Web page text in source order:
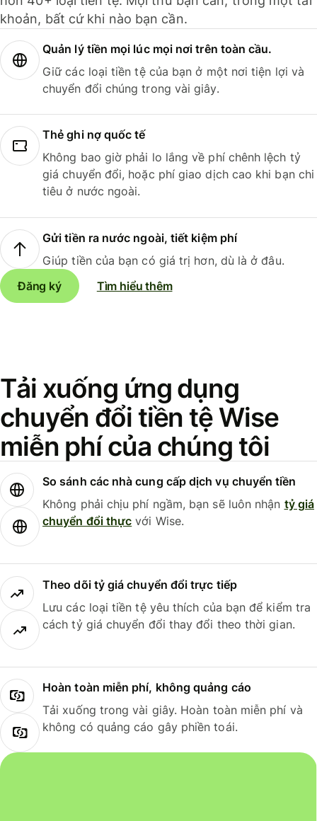
khoản, bất cứ khi nào bạn cần.
Quản lý tiền mọi lúc mọi nơi trên toàn cầu.
Giữ các loại tiền tệ của bạn ở một nơi tiện lợi và
chuyển đổi chúng trong vài giây.
Thẻ ghi nợ quốc tế
Không bao giờ phải lo lắng về phí chênh lệch tỷ
giá chuyển đổi, hoặc phí giao dịch cao khi bạn chi
tiêu ở nước ngoài.
Gửi tiền ra nước ngoài, tiết kiệm phí
Giúp tiền của bạn có giá trị hơn, dù là ở đâu.
Đăng ký
Tìm hiểu thêm
Tải xuống ứng dụng
chuyển đổi tiền tệ Wise
miễn phí của chúng tôi
So sánh các nhà cung cấp dịch vụ chuyển tiền
Không phải chịu phí ngầm, bạn sẽ luôn nhận tỷ giá
chuyển đổi thực với Wise.
Theo dõi tỷ giá chuyển đổi trực tiếp
Lưu các loại tiền tệ yêu thích của bạn để kiểm tra
cách tỷ giá chuyển đổi thay đổi theo thời gian.
Hoàn toàn miễn phí, không quảng cáo
Tải xuống trong vài giây. Hoàn toàn miễn phí và
không có quảng cáo gây phiền toái.